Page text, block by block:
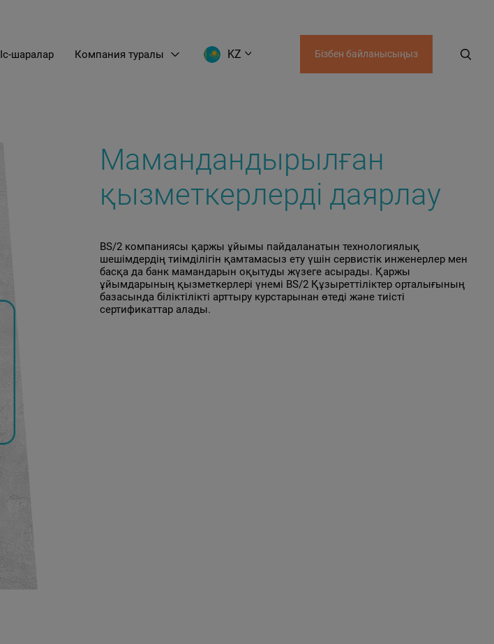
Іс-шаралар Компания туралы KZ Бізбен байланысыңыз
Мамандандырылған
қызметкерлерді даярлау
BS/2 компаниясы қаржы ұйымы пайдаланатын технологиялық
шешімдердің тиімділігін қамтамасыз ету үшін сервистік инженерлер мен
басқа да банк мамандарын оқытуды жүзеге асырады. Қаржы
ұйымдарының қызметкерлері үнемі BS/2 Құзыреттіліктер орталығының
базасында біліктілікті арттыру курстарынан өтеді және тиісті
сертификаттар алады.